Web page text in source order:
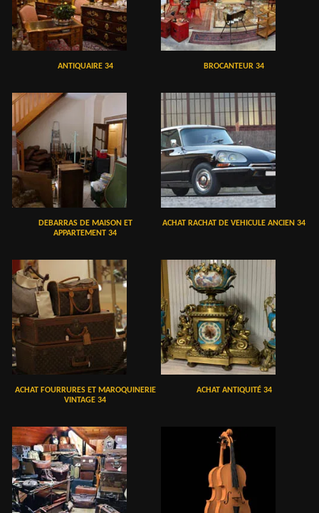
ANTIQUAIRE 34 BROCANTEUR 34
DEBARRAS DE MAISON ET
APPARTEMENT 34
ACHAT RACHAT DE VEHICULE ANCIEN 34
ACHAT FOURRURES ET MAROQUINERIE
VINTAGE 34
ACHAT ANTIQUITÉ 34